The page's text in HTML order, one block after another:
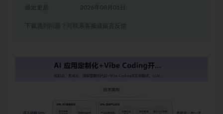
2026年08月01日
下载遇到问题？可联系客服或留言反馈